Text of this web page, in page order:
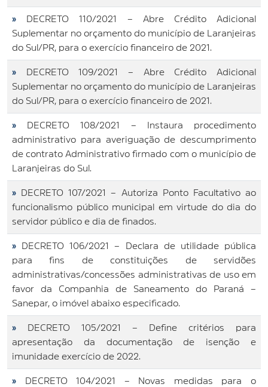
»
DECRETO 110/2021 – Abre Crédito Adicional
Suplementar no orçamento do município de Laranjeiras
do Sul/PR, para o exercício financeiro de 2021.
»
DECRETO 109/2021 – Abre Crédito Adicional
Suplementar no orçamento do município de Laranjeiras
do Sul/PR, para o exercício financeiro de 2021.
»
DECRETO 108/2021 – Instaura procedimento
administrativo para averiguação de descumprimento
de contrato Administrativo firmado com o município de
Laranjeiras do Sul.
»
DECRETO 107/2021 – Autoriza Ponto Facultativo ao
funcionalismo público municipal em virtude do dia do
servidor público e dia de finados.
»
DECRETO 106/2021 – Declara de utilidade pública
para fins de constituições de servidões
administrativas/concessões administrativas de uso em
favor da Companhia de Saneamento do Paraná –
Sanepar, o imóvel abaixo especificado.
»
DECRETO 105/2021 – Define critérios para
apresentação da documentação de isenção e
imunidade exercício de 2022.
» DECRETO 104/2021 – Novas medidas para o